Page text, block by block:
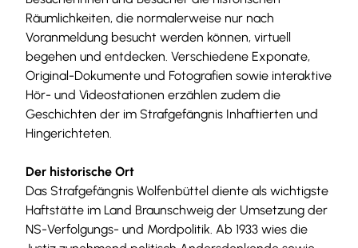
Räumlichkeiten, die normalerweise nur nach
Voranmeldung besucht werden können, virtuell
begehen und entdecken. Verschiedene Exponate,
Original-Dokumente und Fotografien sowie interaktive
Hör- und Videostationen erzählen zudem die
Geschichten der im Strafgefängnis Inhaftierten und
Hingerichteten.
Der historische Ort
Das Strafgefängnis Wolfenbüttel diente als wichtigste
Haftstätte im Land Braunschweig der Umsetzung der
NS-Verfolgungs- und Mordpolitik. Ab 1933 wies die